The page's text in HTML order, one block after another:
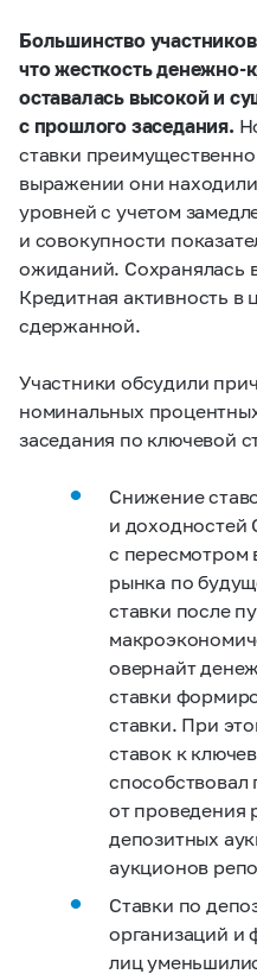
Большинство участников
что жесткость денежно-
оставалась высокой и
с прошлого заседания.
ставки
выражении они
уровней с учетом
и совокупности
ожиданий. Сохранялась
Кредитная активность в
сдержанной.
Участники обсудили
номинальных
заседания по ключевой
Снижение
и доходностей
с пересмотром
рынка по
ставки после
овернайт
ставки
ставки. При
ставок к
способствовал
от проведения
депозитных
аукционов
Ставки по
организаций и
лиц